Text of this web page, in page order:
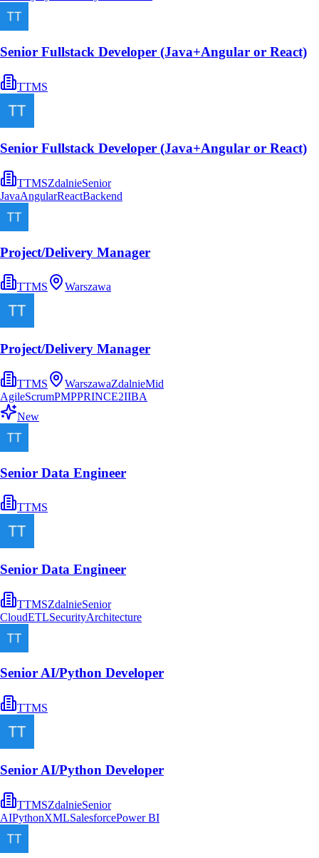
Senior Fullstack Developer (Java+Angular or React)
TTMS
Senior Fullstack Developer (Java+Angular or React)
TTMSZdalnieSenior
JavaAngularReactBackend
Project/Delivery Manager
TTMS Warszawa
Project/Delivery Manager
TTMS WarszawaZdalnieMid
AgileScrumPMPPRINCE2IIBA
New
Senior Data Engineer
TTMS
Senior Data Engineer
TTMSZdalnieSenior
CloudETLSecurityArchitecture
Senior AI/Python Developer
TTMS
Senior AI/Python Developer
TTMSZdalnieSenior
AIPythonXMLSalesforcePower BI